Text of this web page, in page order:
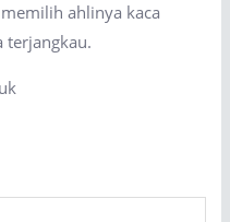
ahlinya kaca
terjangkau.